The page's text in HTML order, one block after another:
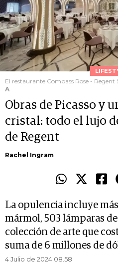
El restaurante Compass Rose - Regent
A
Obras de Picasso y
cristal: todo el lujo
de Regent
Rachel Ingram
La opulencia incluye
mármol, 503 lámparas
colección de arte que
suma de 6 millones de
4 Julio de 2024 08.58